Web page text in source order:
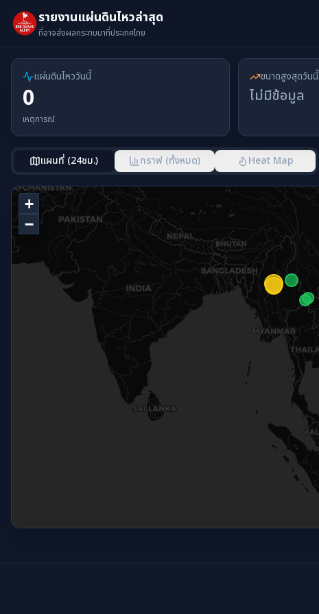
รายงานแผ่นดินไหวล่าสุด
ที่อาจส่งผลกระทบมาที่ประเทศไทย
แผ่นดินไหววันนี้
0
เหตุการณ์
ขนาดสูงสุดวันนี้
ไม่มีข้อมูล
แผนที่ (24ชม.) กราฟ (ทั้งหมด) Heat Map
+
−